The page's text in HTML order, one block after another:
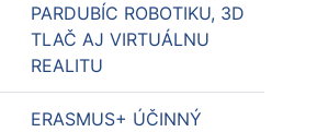
PARDUBÍC ROBOTIKU, 3D
TLAČ AJ VIRTUÁLNU
REALITU
ERASMUS+ ÚČINNÝ